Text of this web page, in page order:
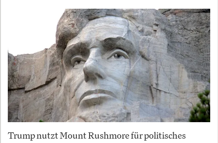
Trump nutzt Mount Rushmore für politisches